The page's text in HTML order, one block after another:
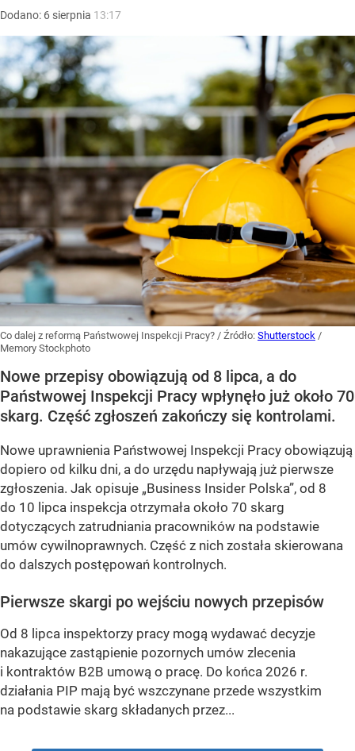
Dodano: 6 sierpnia 13:17
Co dalej z reformą Państwowej Inspekcji Pracy? / Źródło: Shutterstock /
Memory Stockphoto
Nowe przepisy obowiązują od 8 lipca, a do
Państwowej Inspekcji Pracy wpłynęło już około 70
skarg. Część zgłoszeń zakończy się kontrolami.
Nowe uprawnienia Państwowej Inspekcji Pracy obowiązują
dopiero od kilku dni, a do urzędu napływają już pierwsze
zgłoszenia. Jak opisuje „Business Insider Polska”, od 8
do 10 lipca inspekcja otrzymała około 70 skarg
dotyczących zatrudniania pracowników na podstawie
umów cywilnoprawnych. Część z nich została skierowana
do dalszych postępowań kontrolnych.
Pierwsze skargi po wejściu nowych przepisów
Od 8 lipca inspektorzy pracy mogą wydawać decyzje
nakazujące zastąpienie pozornych umów zlecenia
i kontraktów B2B umową o pracę. Do końca 2026 r.
działania PIP mają być wszczynane przede wszystkim
na podstawie skarg składanych przez...